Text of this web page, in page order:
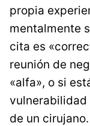
propia
mentalmente
cita es
reunión de
«alfa», o si
vulnerabilidad
de un